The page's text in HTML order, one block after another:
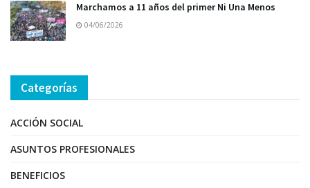
Marchamos a 11 años del primer Ni Una Menos
04/06/2026
Categorías
ACCIÓN SOCIAL
ASUNTOS PROFESIONALES
BENEFICIOS